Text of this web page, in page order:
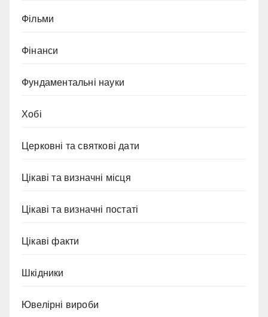
Фільми
Фінанси
Фундаментальні науки
Хобі
Церковні та святкові дати
Цікаві та визначні місця
Цікаві та визначні постаті
Цікаві факти
Шкідники
Ювелірні вироби